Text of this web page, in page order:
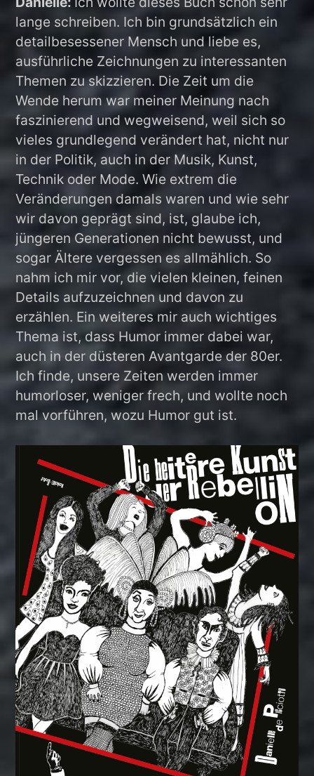
lange schreiben. Ich bin grundsätzlich ein
detailbesessener Mensch und liebe es,
ausführliche Zeichnungen zu interessanten
Themen zu skizzieren. Die Zeit um die
Wende herum war meiner Meinung nach
faszinierend und wegweisend, weil sich so
vieles grundlegend verändert hat, nicht nur
in der Politik, auch in der Musik, Kunst,
Technik oder Mode. Wie extrem die
Veränderungen damals waren und wie sehr
wir davon geprägt sind, ist, glaube ich,
jüngeren Generationen nicht bewusst, und
sogar Ältere vergessen es allmählich. So
nahm ich mir vor, die vielen kleinen, feinen
Details aufzuzeichnen und davon zu
erzählen. Ein weiteres mir auch wichtiges
Thema ist, dass Humor immer dabei war,
auch in der düsteren Avantgarde der 80er.
Ich finde, unsere Zeiten werden immer
humorloser, weniger frech, und wollte noch
mal vorführen, wozu Humor gut ist.